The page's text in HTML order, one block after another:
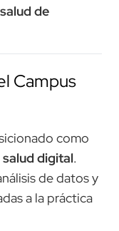
de
Campus
como
digital.
de datos y
a la práctica